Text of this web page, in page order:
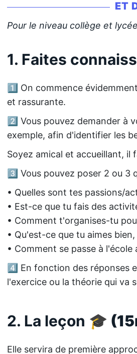
ET
Pour le niveau collège et
1. Faites
1️⃣ On commence
et rassurante.
2️⃣ Vous pouvez demander à
exemple, afin d'identifier les
Soyez amical et accueillant, il
3️⃣ Vous pouvez poser 2 ou
• Quelles sont tes passions/
• Est-ce que tu fais des
• Comment t'organises-tu
• Qu'est-ce que tu aimes
• Comment se passe à
4️⃣ En fonction des réponses
l'exercice ou la théorie qui va
2. La leçon 🎓
Elle servira de première